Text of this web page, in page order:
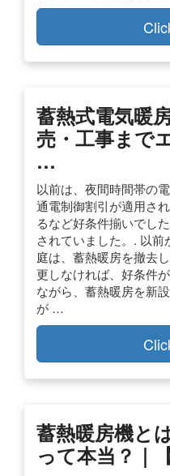
蓄熱式電気暖
売・工事まで
…
以前は、夜間時間帯の
通電制御割引が適用さ
るなど好条件揃いでし
されていました。. 以
庭は、蓄熱暖房を撤去
更しなければ、好条件
ながら、蓄熱暖房を新
が …
蓄熱暖房機と
って本当？｜